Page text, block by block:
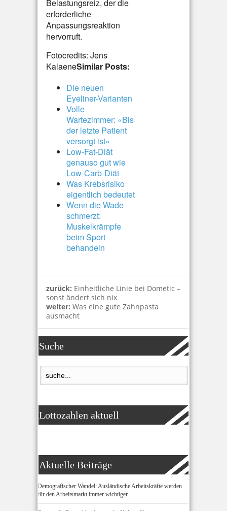
Belastungsreiz, der die
erforderliche
Anpassungsreaktion
hervorruft.
Fotocredits: Jens
KalaeneSimilar Posts:
Die neuen
Eyeliner-Varianten
Volle
Wartezimmer: «Bis
der letzte Patient
versorgt ist»
Low-Fat-Diät
genauso gut wie
Low-Carb-Diät
Was Krebsrisiko
eigentlich bedeutet
Wenn die Wade
schmerzt:
Muskelkrämpfe
beim Sport
behandeln
zurück: Einheitliche Linie bei Dometic –
sonst ändert sich nix
weiter: Was eine gute Zahnpasta
ausmacht
Suche
Lottozahlen aktuell
Aktuelle Beiträge
Demografischer Wandel: Ausländische Arbeitskräfte werden
für den Arbeitsmarkt immer wichtiger